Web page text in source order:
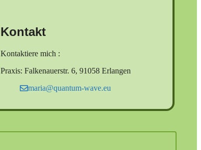
Kontakt
Kontaktiere mich :
Praxis: Falkenauerstr. 6, 91058 Erlangen
maria@quantum-wave.eu